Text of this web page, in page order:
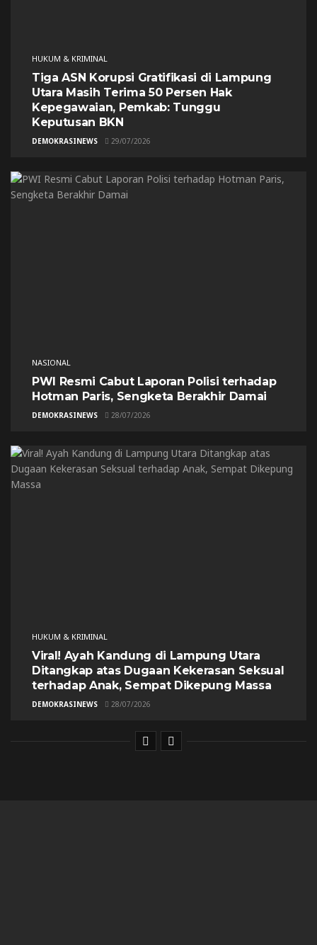
HUKUM & KRIMINAL
Tiga ASN Korupsi Gratifikasi di Lampung
Utara Masih Terima 50 Persen Hak
Kepegawaian, Pemkab: Tunggu
Keputusan BKN
DEMOKRASINEWS 29/07/2026
NASIONAL
PWI Resmi Cabut Laporan Polisi terhadap
Hotman Paris, Sengketa Berakhir Damai
DEMOKRASINEWS 28/07/2026
HUKUM & KRIMINAL
Viral! Ayah Kandung di Lampung Utara
Ditangkap atas Dugaan Kekerasan Seksual
terhadap Anak, Sempat Dikepung Massa
DEMOKRASINEWS 28/07/2026